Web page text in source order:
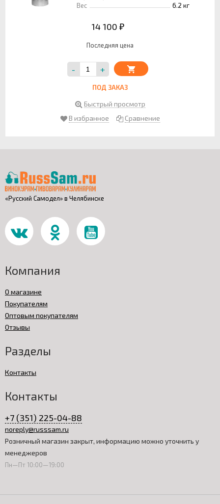
Вес
6.2 кг
14 100 ₽
Последняя цена
- +
ПОД ЗАКАЗ
Быстрый просмотр
В избранное
Сравнение
«Русский Самодел» в Челябинске
Компания
О магазине
Покупателям
Оптовым покупателям
Отзывы
Разделы
Контакты
Контакты
+7 (351) 225-04-88
noreply@russsam.ru
Розничный магазин закрыт, информацию можно уточнить у
менеджеров
Пн—Пт 10:00—19:00